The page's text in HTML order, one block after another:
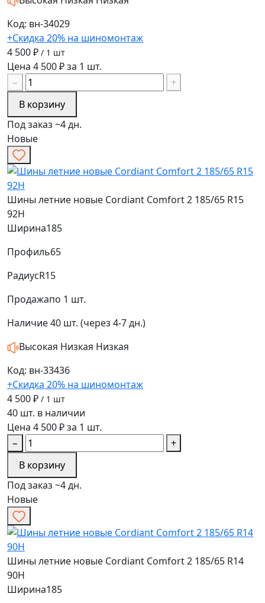
Код: вн-34029
+Скидка 20% на шиномонтаж
4 500 ₽ / 1 шт
Цена 4 500 ₽ за 1 шт.
−
+
В корзину
Под заказ ~4 дн.
Новые
Шины летние новые Cordiant Comfort 2 185/65 R15
92H
Ширина185
Профиль65
РадиусR15
Продажапо 1 шт.
Наличие40 шт. (через 4-7 дн.)
Высокая Низкая Низкая
Код: вн-33436
+Скидка 20% на шиномонтаж
4 500 ₽ / 1 шт
40 шт. в наличии
Цена 4 500 ₽ за 1 шт.
−
+
В корзину
Под заказ ~4 дн.
Новые
Шины летние новые Cordiant Comfort 2 185/65 R14
90H
Ширина185